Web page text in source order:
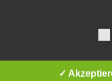
joyful dance. text-
on easter
etüde no. 3 and 2 (see
✓